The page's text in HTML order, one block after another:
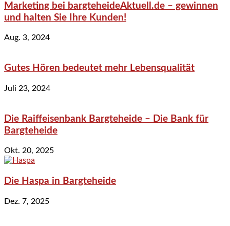
Marketing bei bargteheideAktuell.de – gewinnen
und halten Sie Ihre Kunden!
Aug. 3, 2024
Gutes Hören bedeutet mehr Lebensqualität
Juli 23, 2024
Die Raiffeisenbank Bargteheide – Die Bank für
Bargteheide
Okt. 20, 2025
Die Haspa in Bargteheide
Dez. 7, 2025